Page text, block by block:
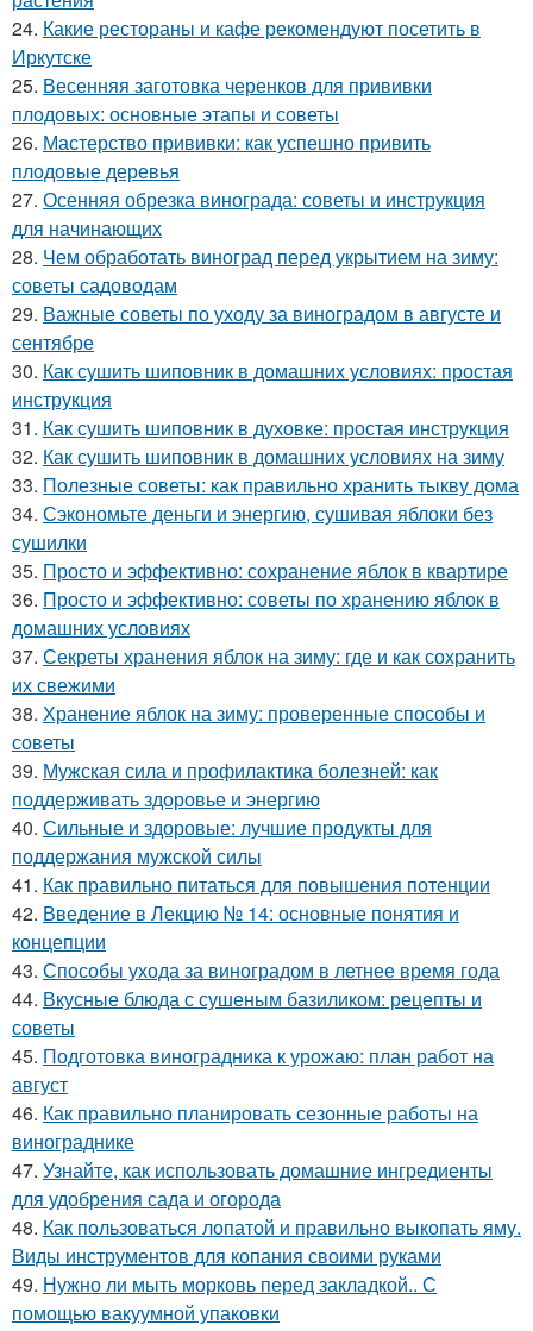
24. Какие рестораны и кафе рекомендуют посетить в
Иркутске
25. Весенняя заготовка черенков для прививки
плодовых: основные этапы и советы
26. Мастерство прививки: как успешно привить
плодовые деревья
27. Осенняя обрезка винограда: советы и инструкция
для начинающих
28. Чем обработать виноград перед укрытием на зиму:
советы садоводам
29. Важные советы по уходу за виноградом в августе и
сентябре
30. Как сушить шиповник в домашних условиях: простая
инструкция
31. Как сушить шиповник в духовке: простая инструкция
32. Как сушить шиповник в домашних условиях на зиму
33. Полезные советы: как правильно хранить тыкву дома
34. Сэкономьте деньги и энергию, сушивая яблоки без
сушилки
35. Просто и эффективно: сохранение яблок в квартире
36. Просто и эффективно: советы по хранению яблок в
домашних условиях
37. Секреты хранения яблок на зиму: где и как сохранить
их свежими
38. Хранение яблок на зиму: проверенные способы и
советы
39. Мужская сила и профилактика болезней: как
поддерживать здоровье и энергию
40. Сильные и здоровые: лучшие продукты для
поддержания мужской силы
41. Как правильно питаться для повышения потенции
42. Введение в Лекцию № 14: основные понятия и
концепции
43. Способы ухода за виноградом в летнее время года
44. Вкусные блюда с сушеным базиликом: рецепты и
советы
45. Подготовка виноградника к урожаю: план работ на
август
46. Как правильно планировать сезонные работы на
винограднике
47. Узнайте, как использовать домашние ингредиенты
для удобрения сада и огорода
48. Как пользоваться лопатой и правильно выкопать яму.
Виды инструментов для копания своими руками
49. Нужно ли мыть морковь перед закладкой.. С
помощью вакуумной упаковки